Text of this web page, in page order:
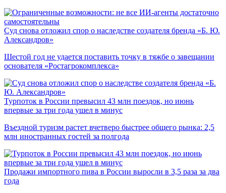
Суд снова отложил спор о наследстве создателя бренда «Б. Ю.
Александров»
Шестой год не удается поставить точку в тяжбе о завещании
основателя «Ростагрокомплекса»
Турпоток в России превысил 43 млн поездок, но июнь
впервые за три года ушел в минус
Въездной туризм растет вчетверо быстрее общего рынка: 2,5
млн иностранных гостей за полгода
Продажи импортного пива в России выросли в 3,5 раза за два
года